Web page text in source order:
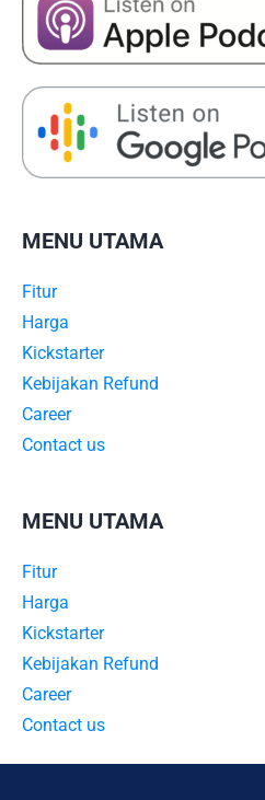
MENU UTAMA
Fitur
Harga
Kickstarter
Kebijakan Refund
Career
Contact us
MENU UTAMA
Fitur
Harga
Kickstarter
Kebijakan Refund
Career
Contact us